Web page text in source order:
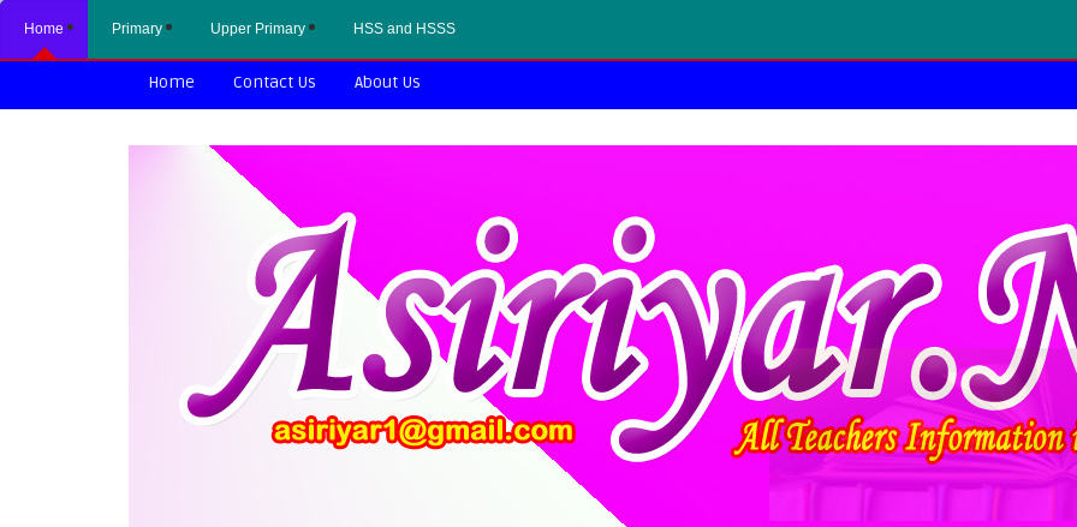
Home Primary Upper Primary HSS and HSSS
Home Contact Us About Us